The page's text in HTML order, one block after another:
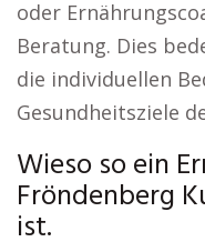
oder
Beratung. Dies
die individuellen
Gesundheitsziele
Wieso so ein
Fröndenberg
ist.